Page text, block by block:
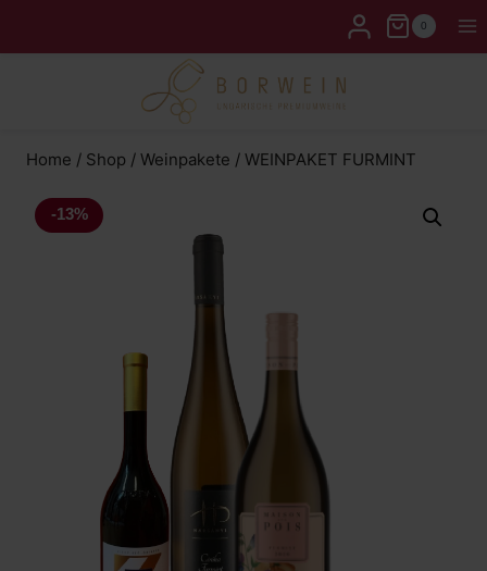
0
Home / Shop / Weinpakete / WEINPAKET FURMINT
-13%